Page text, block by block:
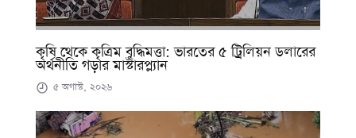
কৃষি থেকে কৃত্রিম বুদ্ধিমত্তা: ভারতের ৫ ট্রিলিয়ন ডলারের
অর্থনীতি গড়ার মাস্টারপ্ল্যান
৫ অগাস্ট, ২০২৬